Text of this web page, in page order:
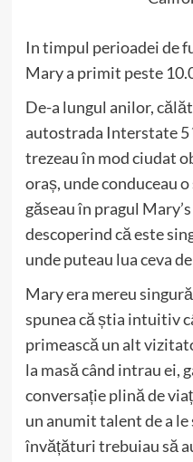
In timpul perioadei de
Mary a primit peste
De-a lungul anilor,
autostrada Interstate 5
trezeau în mod ciudat
oraș, unde conduceau
găseau în pragul
descoperind că este
unde puteau lua ceva
Mary era mereu
spunea că știa intuitiv
primească un alt
la masă când intrau ei,
conversație plină de
un anumit talent de a
învățături trebuiau să